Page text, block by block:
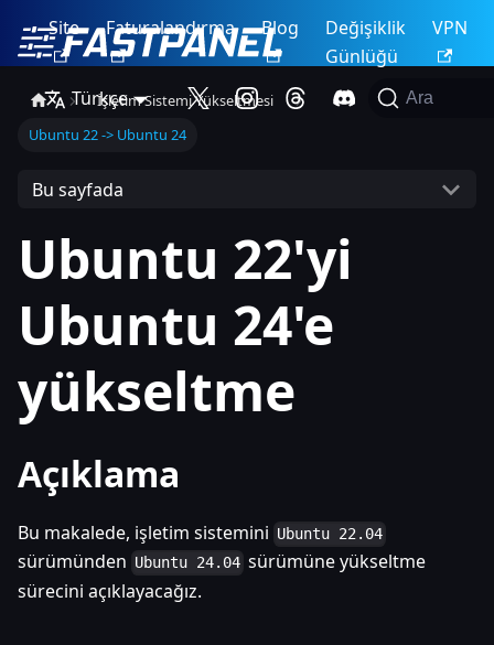
Site Faturalandırma Blog
Değişiklik
Günlüğü
VPN
Türkçe Ara
İşletim Sistemi Yükseltmesi
Ubuntu 22 -> Ubuntu 24
Bu sayfada
Ubuntu 22'yi
Ubuntu 24'e
yükseltme
Açıklama
Bu makalede, işletim sistemini Ubuntu 22.04
sürümünden Ubuntu 24.04 sürümüne yükseltme
sürecini açıklayacağız.